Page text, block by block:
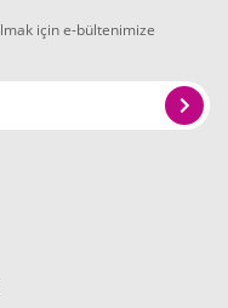
için e-bültenimize